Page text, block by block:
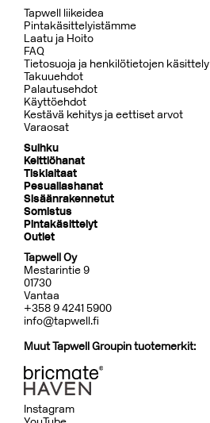
Tapwell liikeidea
Pintakäsittelyistämme
Laatu ja Hoito
FAQ
Tietosuoja ja henkilötietojen käsittely
Takuuehdot
Palautusehdot
Käyttöehdot
Kestävä kehitys ja eettiset arvot
Varaosat
Suihku
Keittiöhanat
Tiskialtaat
Pesuallashanat
Sisäänrakennetut
Somistus
Pintakäsittelyt
Outlet
Tapwell Oy
Mestarintie 9
01730
Vantaa
+358 9 4241 5900
info@tapwell.fi
Muut Tapwell Groupin tuotemerkit:
Instagram